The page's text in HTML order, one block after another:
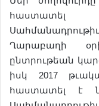
հաստատել
Ղարաբաղի
ընտրութեան
իսկ 2017
հաստատել է